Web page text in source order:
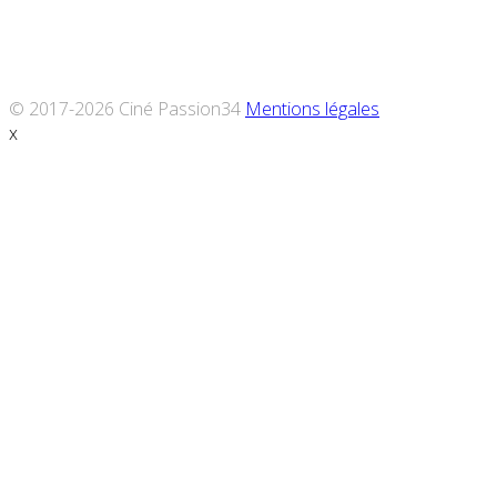
© 2017-2026 Ciné Passion34 Mentions légales
x